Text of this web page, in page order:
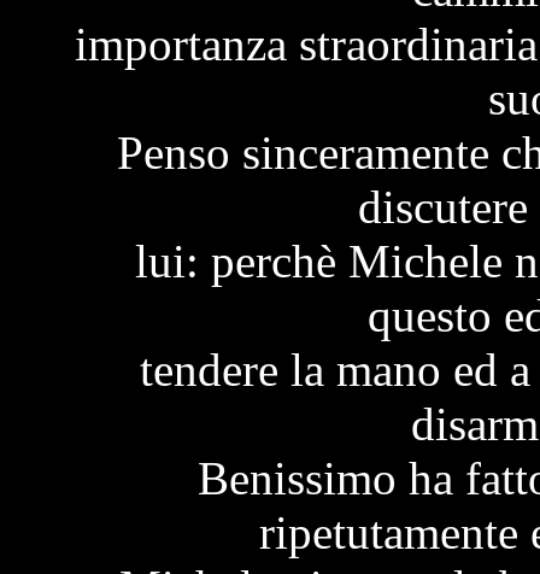
importanza
Penso sinceramente
lui: perchè Michele
questo
tendere la mano ed
Benissimo ha
ripetutamente